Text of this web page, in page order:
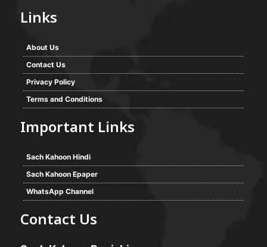
Links
About Us
Contact Us
Privacy Policy
Terms and Conditions
Important Links
Sach Kahoon Hindi
Sach Kahoon Epaper
WhatsApp Channel
Contact Us